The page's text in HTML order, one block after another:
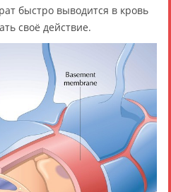
быстро выводится в кровь
своё действие.